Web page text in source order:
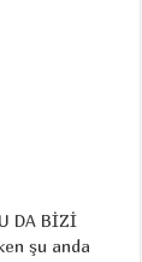
DA BİZİ
şu anda